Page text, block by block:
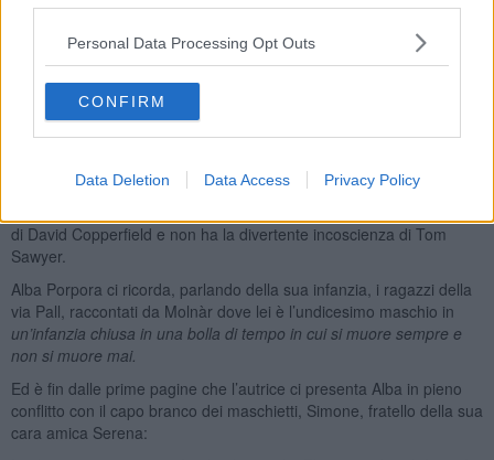
Personal Data Processing Opt Outs
CONFIRM
Data Deletion Data Access Privacy Policy
Lei né carne, né pesce, né acqua, né fuoco, né cielo né terra. Lei
che si definisce come un’antitesi monca perché deve trovare l’altro
elemento, quello che la toglierà dalla notte dell’indeterminatezza.
Ma voliamo su terreni più semplici, altrimenti il lettore, letto questo
incipit, butterà via il libro con grave danno dell’autrice e del suo
recensore…
Quello di Alessandra è, a tutti gli effetti, un romanzo di formazione,
quelli, per intenderci che scrivevano Dickens e Mark Twayn, ma
di David Copperfield e non ha la divertente incoscienza di Tom
Sawyer.
Alba Porpora ci ricorda, parlando della sua infanzia, i ragazzi della
via Pall, raccontati da Molnàr dove lei è l’undicesimo maschio in
un’infanzia chiusa in una bolla di tempo in cui si muore sempre e
non si muore mai.
Ed è fin dalle prime pagine che l’autrice ci presenta Alba in pieno
conflitto con il capo branco dei maschietti, Simone, fratello della sua
cara amica Serena: